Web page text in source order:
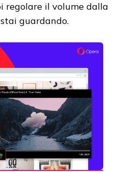
regolare il volume dalla
guardando.